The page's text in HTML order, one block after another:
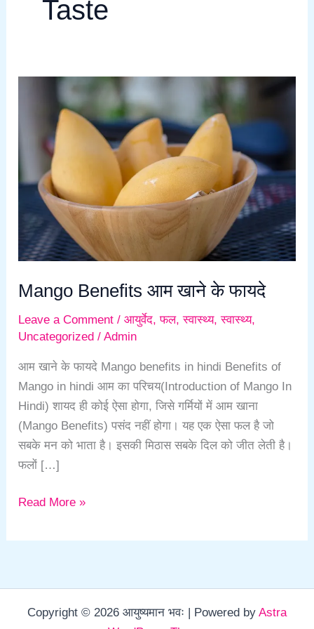
Taste
Mango Benefits आम खाने के फायदे
Leave a Comment /आयुर्वेद,फल,स्वास्थ्य,स्वास्थ्य,
Uncategorized /Admin
आम खाने के फायदे Mango benefits in hindi Benefits of
Mango in hindi आम का परिचय(Introduction of Mango In
Hindi) शायद ही कोई ऐसा होगा, जिसे गर्मियों में आम खाना
(Mango Benefits) पसंद नहीं होगा। यह एक ऐसा फल है जो
सबके मन को भाता है। इसकी मिठास सबके दिल को जीत लेती है।
फलों […]
Benefits
फायदे
Read More »
Copyright © 2026 आयुष्यमान भवः | Powered by Astra